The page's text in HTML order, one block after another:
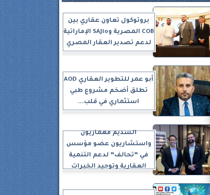
بروتوكول تعاون عقاري بين
COB المصرية وSAJio الإماراتية
لدعم تصدير العقار المصري
أبو عمر للتطوير العقاري AOD
تطلق أضخم مشروع طبي
استثماري في قلب...
السديم معماريون
واستشاريون عضو مؤسس
في ”تحالف” لدعم التنمية
العقارية وتوحيد الخبرات